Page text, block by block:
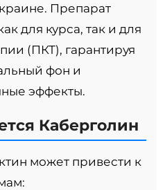
Препарат
для курса, так и для
(ПКТ), гарантируя
фон и
эффекты.
Каберголин
может привести к